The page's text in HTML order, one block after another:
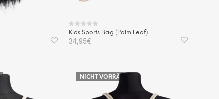
Kids Sports Bag (Palm Leaf)
34,95€
NICHT VORRÄTIG